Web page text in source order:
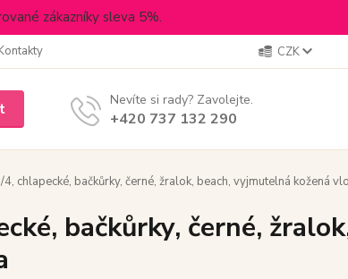
zákazníky sleva 5%.
CZK
Nevíte si rady? Zavolejte.
+420 737 132 290
4, chlapecké, bačkůrky, černé, žralok, beach, vyjmutelná kožená
bačkůrky, černé,